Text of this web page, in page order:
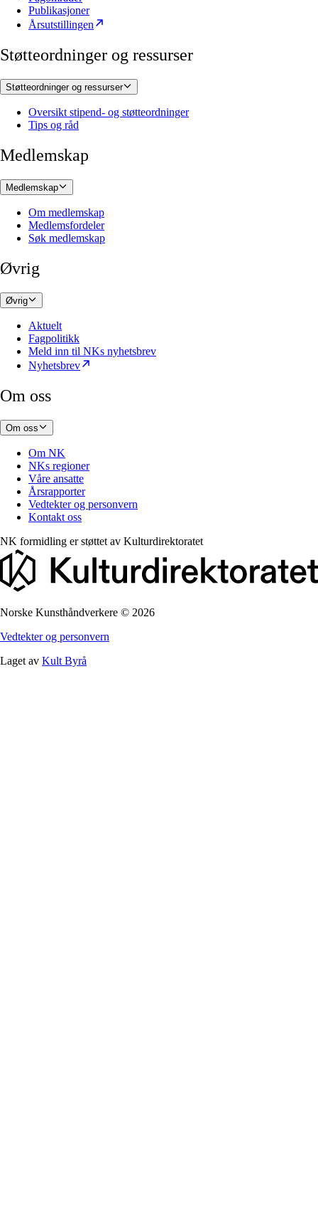
Publikasjoner
Årsutstillingen
Støtteordninger og ressurser
Støtteordninger og ressurser
Oversikt stipend- og støtteordninger
Tips og råd
Medlemskap
Medlemskap
Om medlemskap
Medlemsfordeler
Søk medlemskap
Øvrig
Øvrig
Aktuelt
Fagpolitikk
Meld inn til NKs nyhetsbrev
Nyhetsbrev
Om oss
Om oss
Om NK
NKs regioner
Våre ansatte
Årsrapporter
Vedtekter og personvern
Kontakt oss
NK formidling er støttet av Kulturdirektoratet
Norske Kunsthåndverkere © 2026
Vedtekter og personvern
Laget av Kult Byrå